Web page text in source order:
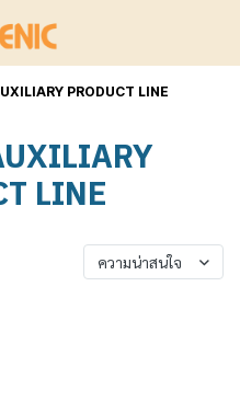
PRODUCT LINE
LINE
ความน่าสนใจ